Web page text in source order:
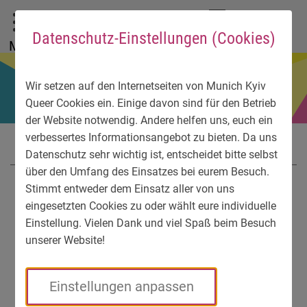
Datenschutz-Einstellungen (Cookies)
Wir setzen auf den Internetseiten von Munich Kyiv
Queer Cookies ein. Einige davon sind für den Betrieb
der Website notwendig. Andere helfen uns, euch ein
verbessertes Informationsangebot zu bieten. Da uns
Datenschutz sehr wichtig ist, entscheidet bitte selbst
über den Umfang des Einsatzes bei eurem Besuch.
Stimmt entweder dem Einsatz aller von uns
eingesetzten Cookies zu oder wählt eure individuelle
Einstellung. Vielen Dank und viel Spaß beim Besuch
unserer Website!
Einstellungen anpassen
Zum Hauptmenü
Zum Sprachmenü
Zur Suche
Zum Inhalt
Zu den Service-Informationen
Menü